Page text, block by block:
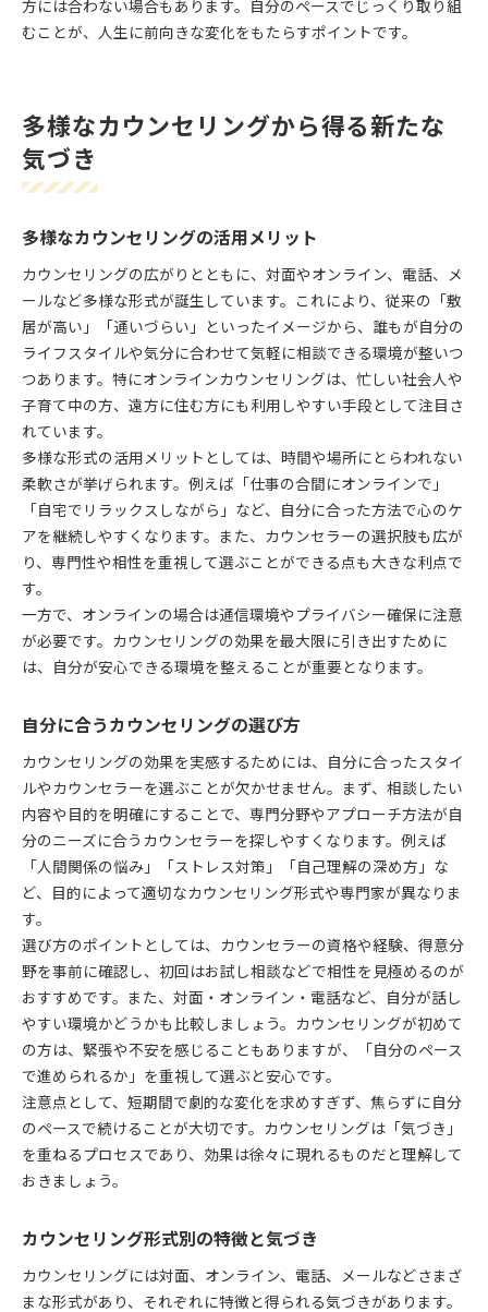
方には合わない場合もあります。自分のペースでじっくり取り組
むことが、人生に前向きな変化をもたらすポイントです。
多様なカウンセリングから得る新たな
気づき
多様なカウンセリングの活用メリット
カウンセリングの広がりとともに、対面やオンライン、電話、メ
ールなど多様な形式が誕生しています。これにより、従来の「敷
居が高い」「通いづらい」といったイメージから、誰もが自分の
ライフスタイルや気分に合わせて気軽に相談できる環境が整いつ
つあります。特にオンラインカウンセリングは、忙しい社会人や
子育て中の方、遠方に住む方にも利用しやすい手段として注目さ
れています。
多様な形式の活用メリットとしては、時間や場所にとらわれない
柔軟さが挙げられます。例えば「仕事の合間にオンラインで」
「自宅でリラックスしながら」など、自分に合った方法で心のケ
アを継続しやすくなります。また、カウンセラーの選択肢も広が
り、専門性や相性を重視して選ぶことができる点も大きな利点で
す。
一方で、オンラインの場合は通信環境やプライバシー確保に注意
が必要です。カウンセリングの効果を最大限に引き出すために
は、自分が安心できる環境を整えることが重要となります。
自分に合うカウンセリングの選び方
カウンセリングの効果を実感するためには、自分に合ったスタイ
ルやカウンセラーを選ぶことが欠かせません。まず、相談したい
内容や目的を明確にすることで、専門分野やアプローチ方法が自
分のニーズに合うカウンセラーを探しやすくなります。例えば
「人間関係の悩み」「ストレス対策」「自己理解の深め方」な
ど、目的によって適切なカウンセリング形式や専門家が異なりま
す。
選び方のポイントとしては、カウンセラーの資格や経験、得意分
野を事前に確認し、初回はお試し相談などで相性を見極めるのが
おすすめです。また、対面・オンライン・電話など、自分が話し
やすい環境かどうかも比較しましょう。カウンセリングが初めて
の方は、緊張や不安を感じることもありますが、「自分のペース
で進められるか」を重視して選ぶと安心です。
注意点として、短期間で劇的な変化を求めすぎず、焦らずに自分
のペースで続けることが大切です。カウンセリングは「気づき」
を重ねるプロセスであり、効果は徐々に現れるものだと理解して
おきましょう。
カウンセリング形式別の特徴と気づき
カウンセリングには対面、オンライン、電話、メールなどさまざ
まな形式があり、それぞれに特徴と得られる気づきがあります。